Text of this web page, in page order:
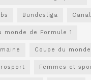
Bundesliga
monde de Formule 1
Coupe du
Femmes et